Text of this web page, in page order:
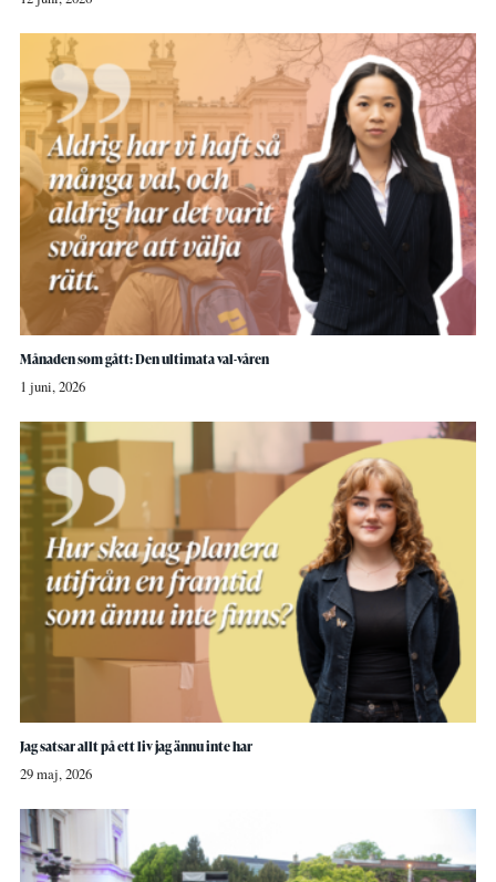
Månaden som gått: Den ultimata val-våren
1 juni, 2026
Jag satsar allt på ett liv jag ännu inte har
29 maj, 2026